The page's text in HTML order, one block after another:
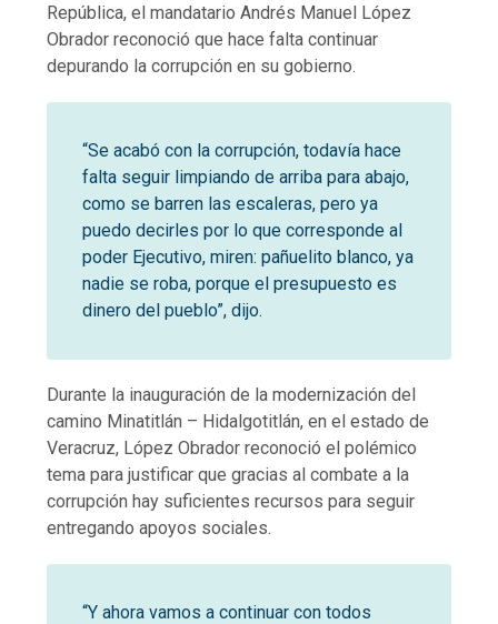
República, el mandatario Andrés Manuel López
Obrador reconoció que hace falta continuar
depurando la corrupción en su gobierno.
“Se acabó con la corrupción, todavía hace
falta seguir limpiando de arriba para abajo,
como se barren las escaleras, pero ya
puedo decirles por lo que corresponde al
poder Ejecutivo, miren: pañuelito blanco, ya
nadie se roba, porque el presupuesto es
dinero del pueblo”, dijo.
Durante la inauguración de la modernización del
camino Minatitlán – Hidalgotitlán, en el estado de
Veracruz, López Obrador reconoció el polémico
tema para justificar que gracias al combate a la
corrupción hay suficientes recursos para seguir
entregando apoyos sociales.
“Y ahora vamos a continuar con todos